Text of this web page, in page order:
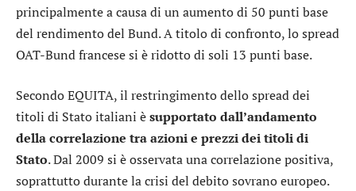
principalmente a causa di un aumento di 50 punti base
del rendimento del Bund. A titolo di confronto, lo spread
OAT-Bund francese si è ridotto di soli 13 punti base.
Secondo EQUITA, il restringimento dello spread dei
titoli di Stato italiani èsupportato dall’andamento
della correlazione tra azioni e prezzi dei titoli di
Stato. Dal 2009 si è osservata una correlazione positiva,
soprattutto durante la crisi del debito sovrano europeo.